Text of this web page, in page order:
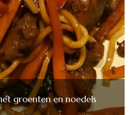
groenten en noedels